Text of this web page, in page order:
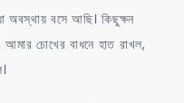
অবস্থায় বসে আছি। কিছুক্ষন
চোখের বাধনে হাত রাখল,